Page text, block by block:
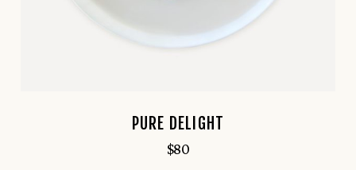
PURE DELIGHT
$80